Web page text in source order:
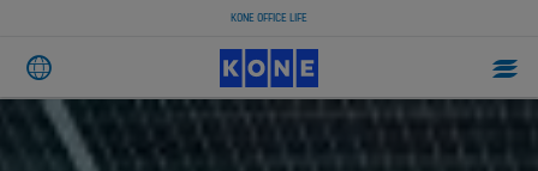
KONE OFFICE LIFE